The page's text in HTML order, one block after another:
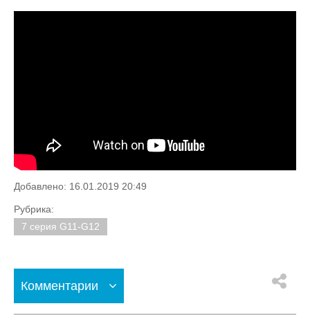
Добавлено: 16.01.2019 20:49
Рубрика:
7 серия G11-G12
Комментарии